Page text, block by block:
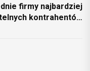
firmy najbardziej
kontrahentów